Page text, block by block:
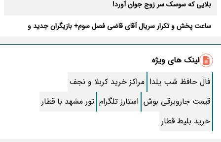
بلایی که سوسک سر زوج جوان آورد!
ساعت پخش و تکرار سریال آقای قاضی فصل سوم+ بازیگران جدید و
طرز تهیه سالاد ماکارونی خانگی خوشمزه و لذیذ + آموزش تصویری
طرز تهیه پاستا با سس آلفردو و مرغ فوری + آموزش تصویری پنه
جواب کامل اسم فامیل با “س”
ماه قرمز نشانه آخر دنیا در آسمان ظاهر شد !
لینک های ویژه
فال حافظ شب یلدا مراکز خرید کربلا و نجف
قیمت جاروبرقی بوش استارز تلگرام تور مشهد با قطار
خرید بلیط قطار